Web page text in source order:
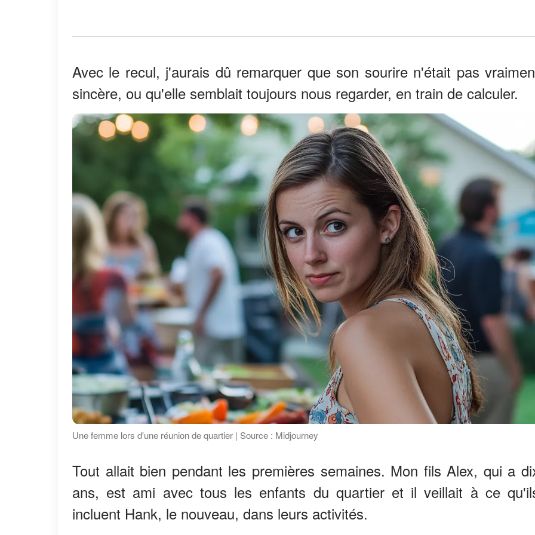
Avec le recul, j'aurais dû remarquer que son sourire n'était pas
sincère, ou qu'elle semblait toujours nous regarder, en train de calculer.
Une femme lors d'une réunion de quartier | Source : Midjourney
Tout allait bien pendant les premières semaines. Mon fils Alex, qui a
ans, est ami avec tous les enfants du quartier et il veillait à ce
incluent Hank, le nouveau, dans leurs activités.